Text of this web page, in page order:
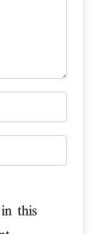
this